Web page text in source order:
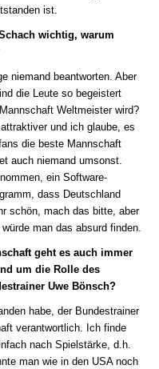
ist.
wichtig, warum
niemand beantworten. Aber
die Leute so begeistert
Weltmeister wird?
und ich glaube, es
die beste Mannschaft
auch niemand umsonst.
ein Software-
dass Deutschland
schön, mach das bitte, aber
man das absurd finden.
geht es auch immer
um die Rolle des
Uwe Bönsch?
habe, der Bundestrainer
verantwortlich. Ich finde
nach Spielstärke, d.h.
man wie in den USA noch